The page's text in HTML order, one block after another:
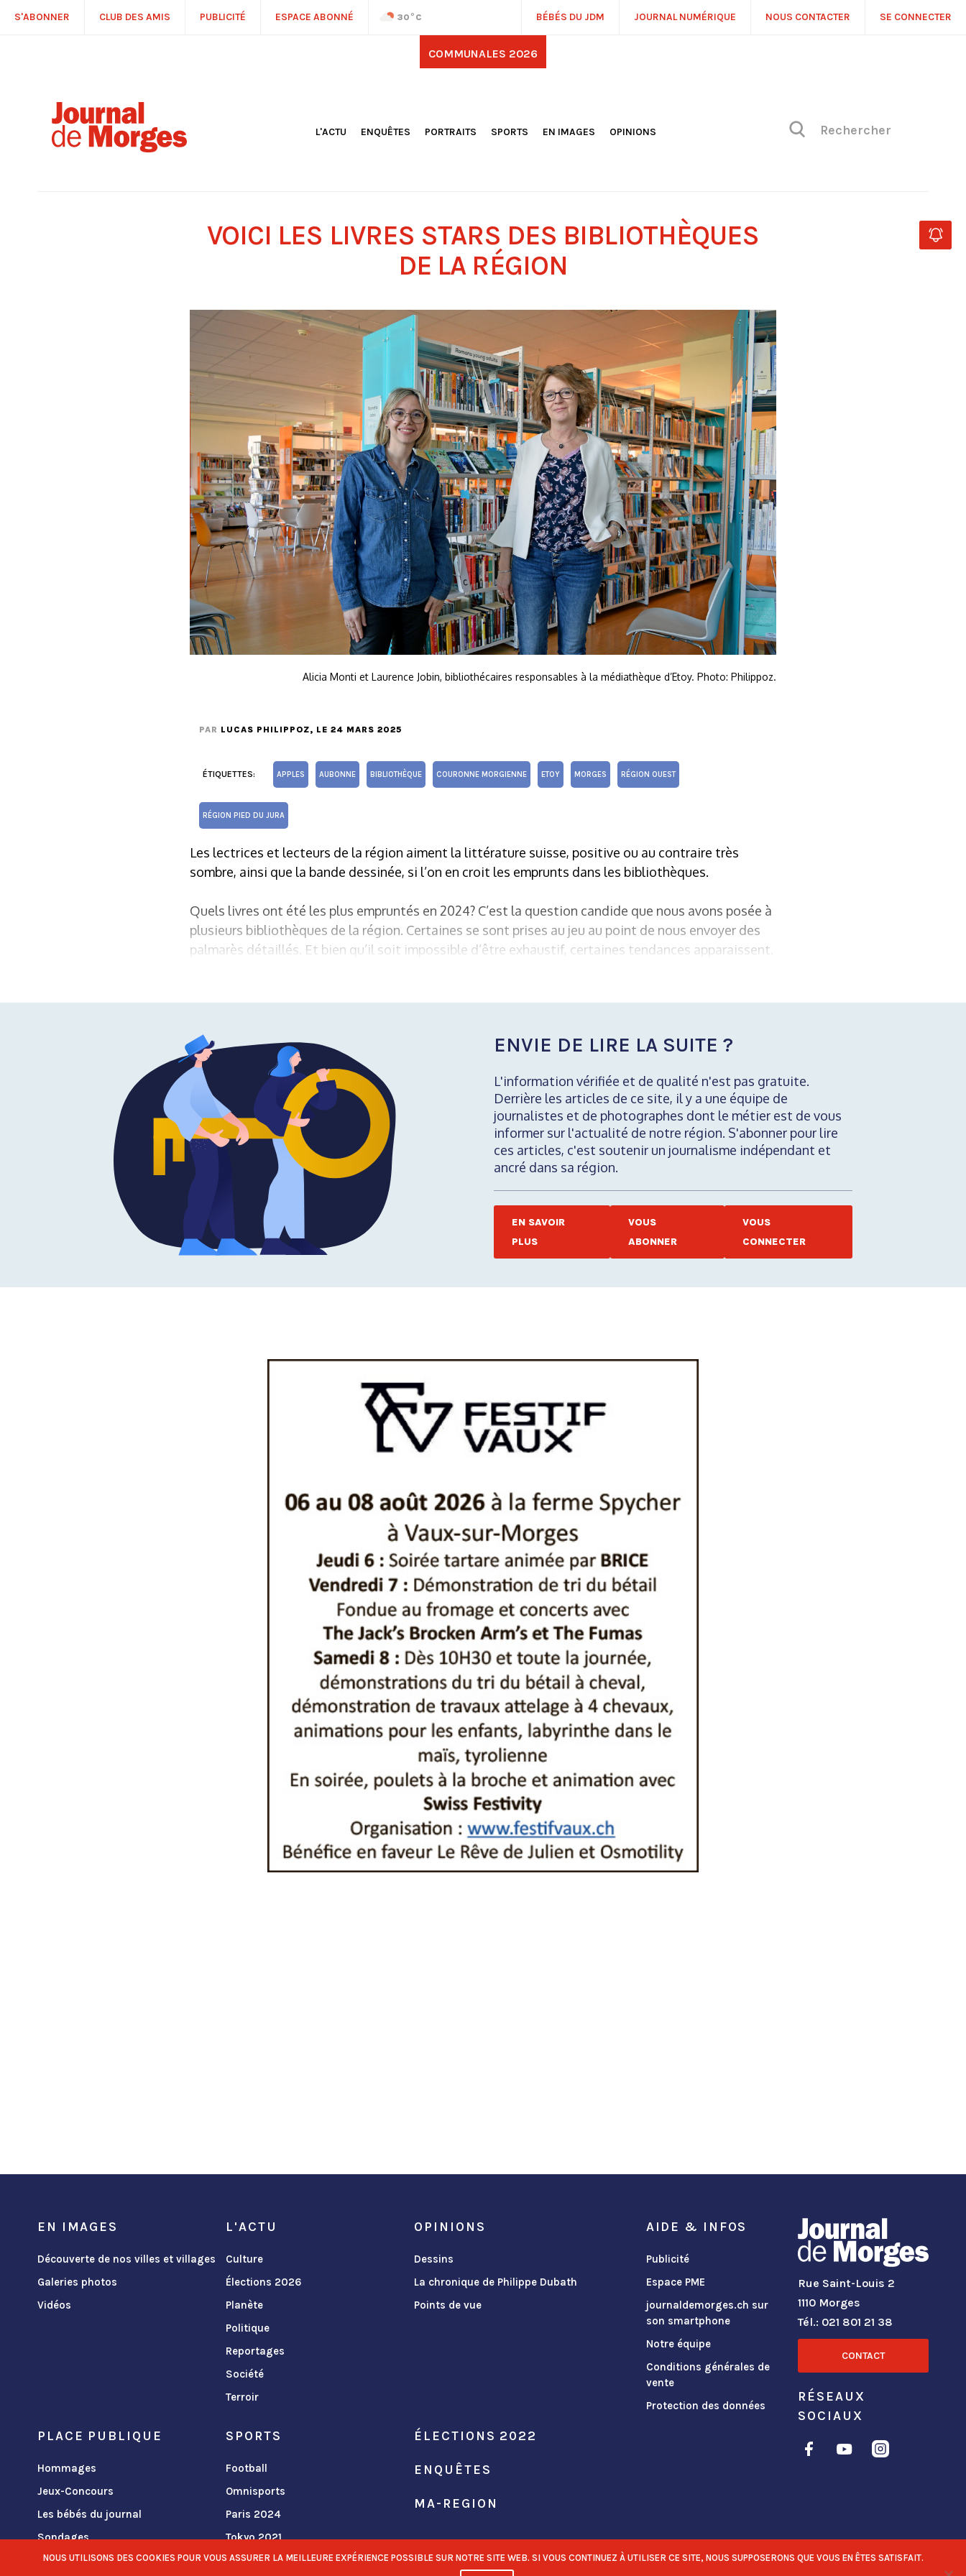
S'ABONNER CLUB DES AMIS PUBLICITÉ ESPACE ABONNÉ 30 °C BÉBÉS DU JDM JOURNAL NUMÉRIQUE NOUS CONTACTER SE CONNECTER
COMMUNALES 2026
L'ACTU
CULTURE
PLANÈTE
ENQUÊTES PORTRAITS
SPORTS
EN IMAGES
OPINIONS
VOICI LES LIVRES STARS DES BIBLIOTHÈQUES
DE LA RÉGION
Alicia Monti et Laurence Jobin, bibliothécaires responsables à la médiathèque d’Etoy. Photo: Philippoz.
PAR LUCAS PHILIPPOZ, LE 24 MARS 2025
ÉTIQUETTES: APPLES AUBONNE BIBLIOTHÈQUE COURONNE MORGIENNE ETOY MORGES RÉGION OUEST
RÉGION PIED DU JURA
Les lectrices et lecteurs de la région aiment la littérature suisse, positive ou au contraire très
sombre, ainsi que la bande dessinée, si l’on en croit les emprunts dans les bibliothèques.
Quels livres ont été les plus empruntés en 2024? C’est la question candide que nous avons posée à
plusieurs bibliothèques de la région. Certaines se sont prises au jeu au point de nous envoyer des
palmarès détaillés. Et bien qu’il soit impossible d’être exhaustif, certaines tendances apparaissent.
ENVIE DE LIRE LA SUITE ?
L'information vérifiée et de qualité n'est pas gratuite.
Derrière les articles de ce site, il y a une équipe de
journalistes et de photographes dont le métier est de vous
informer sur l'actualité de notre région. S'abonner pour lire
ces articles, c'est soutenir un journalisme indépendant et
ancré dans sa région.
EN SAVOIR
PLUS
VOUS
ABONNER
VOUS
CONNECTER
EN IMAGES
Découverte de nos villes et villages
Galeries photos
Vidéos
L'ACTU
Culture
Élections 2026
Planète
Politique
Reportages
Société
Terroir
OPINIONS
Dessins
La chronique de Philippe Dubath
Points de vue
PLACE PUBLIQUE
Hommages
Jeux-Concours
Les bébés du journal
Sondages
SPORTS
Football
Omnisports
Paris 2024
Tokyo 2021
ÉLECTIONS 2022
ENQUÊTES
MA-REGION
AIDE & INFOS
Publicité
Espace PME
journaldemorges.ch sur
son smartphone
Notre équipe
Conditions générales de
vente
Protection des données
Rue Saint-Louis 2
1110 Morges
Tél.: 021 801 21 38
CONTACT
RÉSEAUX
SOCIAUX
NOUS UTILISONS DES COOKIES POUR VOUS ASSURER LA MEILLEURE EXPÉRIENCE POSSIBLE SUR NOTRE SITE WEB. SI VOUS CONTINUEZ À UTILISER CE SITE, NOUS SUPPOSERONS QUE VOUS EN ÊTES SATISFAIT.